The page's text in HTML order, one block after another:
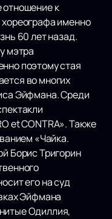
к
именно
60 лет назад.
мэтра
поэтому стая
во многих
Эйфмана. Среди
et CONTRA». Также
«Чайка.
Борис Тригорин
его на суд
Эйфмана
Одиллия,